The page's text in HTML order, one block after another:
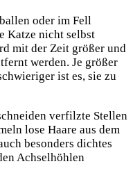
oder im Fell
Katze nicht selbst
mit der Zeit größer und
werden. Je größer
ist es, sie zu
verfilzte Stellen
lose Haare aus dem
besonders dichtes
Achselhöhlen